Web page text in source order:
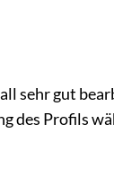
sehr gut
des Profils